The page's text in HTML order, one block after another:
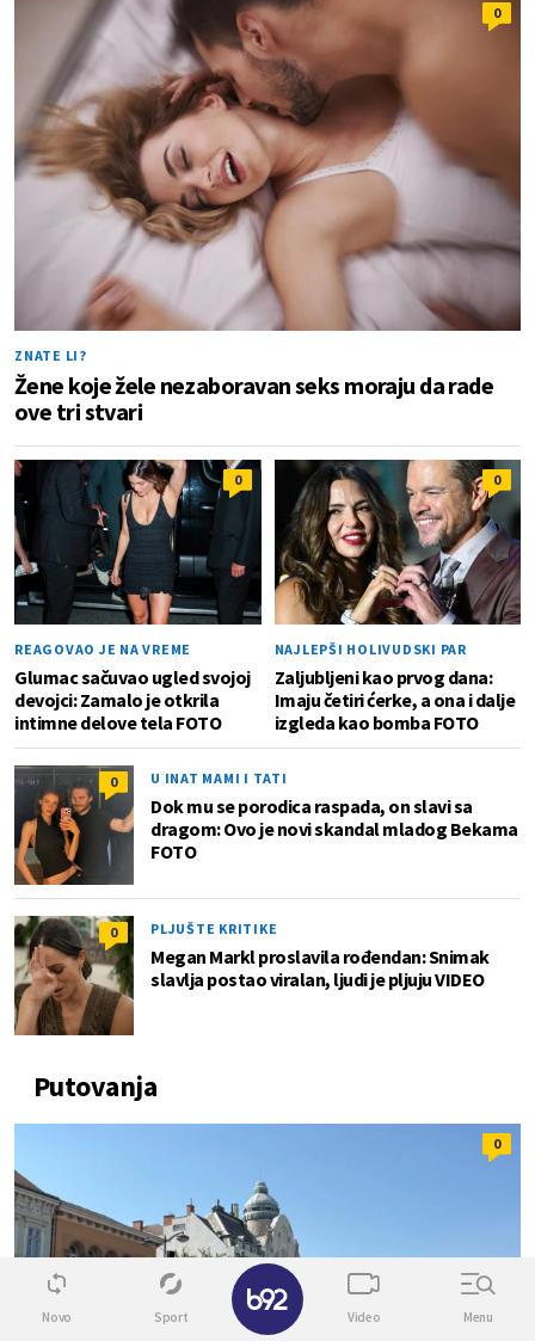
0
ZNATE LI?
Žene koje žele nezaboravan seks moraju da rade
ove tri stvari
0
REAGOVAO JE NA VREME
Glumac sačuvao ugled svojoj
devojci: Zamalo je otkrila
intimne delove tela FOTO
0
NAJLEPŠI HOLIVUDSKI PAR
Zaljubljeni kao prvog dana:
Imaju četiri ćerke, a ona i dalje
izgleda kao bomba FOTO
0 U INAT MAMI I TATI
Dok mu se porodica raspada, on slavi sa
dragom: Ovo je novi skandal mladog Bekama
FOTO
0 PLJUŠTE KRITIKE
Megan Markl proslavila rođendan: Snimak
slavlja postao viralan, ljudi je pljuju VIDEO
Putovanja
0
Novo Sport Video Menu
✕